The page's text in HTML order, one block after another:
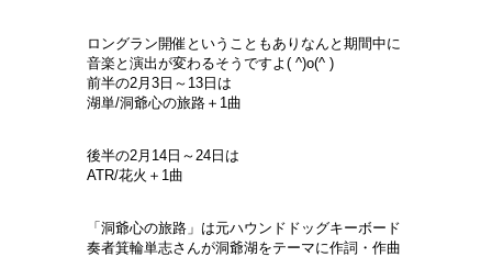
ロングラン開催ということもありなんと期間中に
音楽と演出が変わるそうですよ( ^)o(^ )
前半の2月3日～13日は
湖単/洞爺心の旅路＋1曲
後半の2月14日～24日は
ATR/花火＋1曲
「洞爺心の旅路」は元ハウンドドッグキーボード
奏者箕輪単志さんが洞爺湖をテーマに作詞・作曲